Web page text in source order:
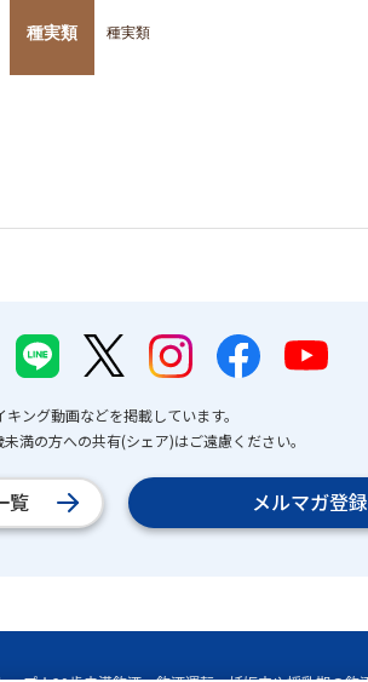
種実類 種実類
ング動画などを掲載しています。
満の方への共有(シェア)はご遠慮ください。
覧 メルマガ登録